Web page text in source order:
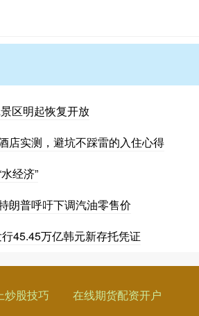
区明起恢复开放
店实测，避坑不踩雷的入住心得
经济”
朗普呼吁下调汽油零售价
45.45万亿韩元新存托凭证
炒股技巧 在线期货配资开户